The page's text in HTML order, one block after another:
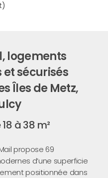
logements
sécurisés
Îles de Metz,
à 38 m²
propose 69
d’une superficie
positionnée dans